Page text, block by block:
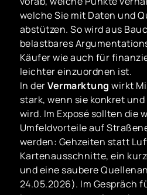
welche Sie mit Daten und
abstützen. So wird aus
belastbares
Käufer wie auch für
leichter einzuordnen ist.
In derVermarktung wirkt
stark, wenn sie konkret
wird. Im Exposé sollten die
Umfeldvorteile auf
werden: Gehzeiten statt
Kartenausschnitte, ein
und eine saubere
24.05.2026). Im Gespräch